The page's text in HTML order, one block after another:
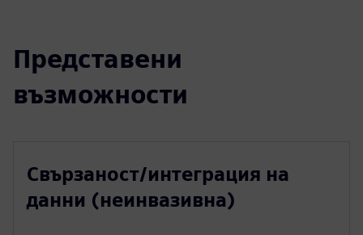
Представени
възможности
Свързаност/интеграция на
данни (неинвазивна)